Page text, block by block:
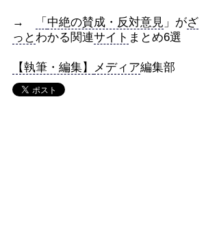
→ 「 中絶の賛成・反対意見 」がざ
っとわかる関連サイト まとめ6選
【執筆・編集】 メディア編集部